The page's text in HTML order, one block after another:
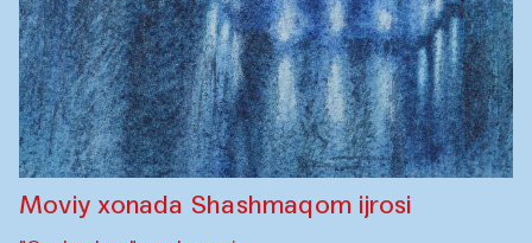
Moviy xonada Shashmaqom ijrosi